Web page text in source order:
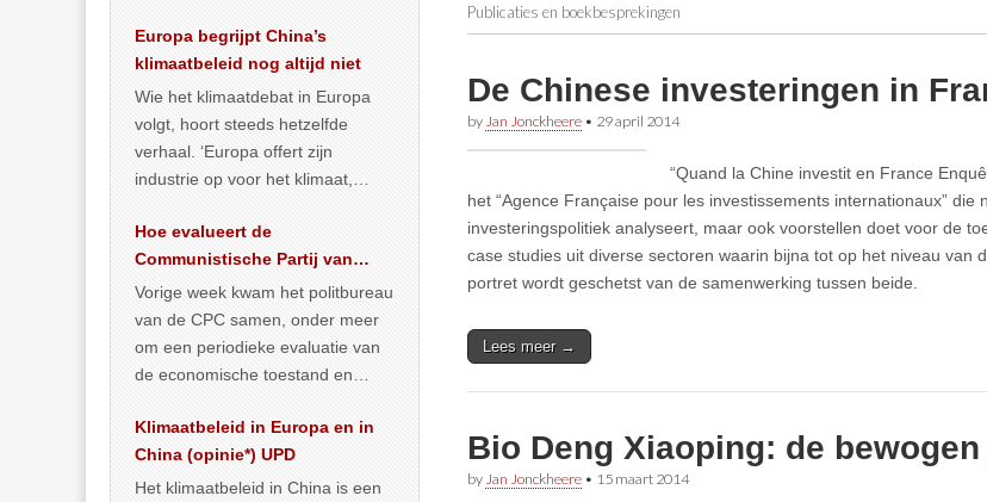
Publicaties en boekbesprekingen
De Chinese investeringen in
by Jan Jonckheere • 29 april 2014
“Quand la Chine investit en France
het “Agence Française pour les investissements internationaux” die
investeringspolitiek analyseert, maar ook voorstellen doet voor de
case studies uit diverse sectoren waarin bijna tot op het niveau van
portret wordt geschetst van de samenwerking tussen beide.
Lees meer →
Bio Deng Xiaoping: de
by Jan Jonckheere • 15 maart 2014
Europa begrijpt China’s
klimaatbeleid nog altijd niet
Wie het klimaatdebat in Europa
volgt, hoort steeds hetzelfde
verhaal. ‘Europa offert zijn
industrie op voor het klimaat,
vergroening… >> lees meer
Hoe evalueert de
Communistische Partij van
China de economische
situatie?
Vorige week kwam het politbureau
van de CPC samen, onder meer
om een periodieke evaluatie van
de economische toestand en
publiceerden… >> lees meer
Klimaatbeleid in Europa en in
China (opinie*) UPD
Het klimaatbeleid in China is een